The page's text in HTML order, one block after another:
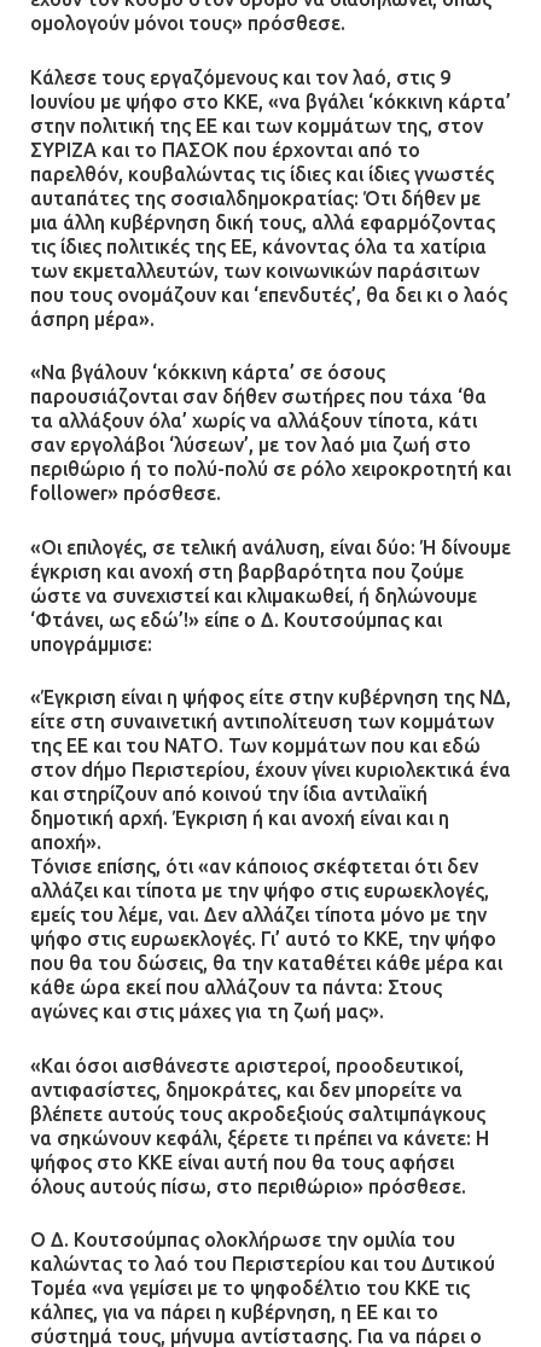
ομολογούν μόνοι τους» πρόσθεσε.
Κάλεσε τους εργαζόμενους και τον λαό, στις 9
Ιουνίου με ψήφο στο ΚΚΕ, «να βγάλει ‘κόκκινη κάρτα’
στην πολιτική της ΕΕ και των κομμάτων της, στον
ΣΥΡΙΖΑ και το ΠΑΣΟΚ που έρχονται από το
παρελθόν, κουβαλώντας τις ίδιες και ίδιες γνωστές
αυταπάτες της σοσιαλδημοκρατίας: Ότι δήθεν με
μια άλλη κυβέρνηση δική τους, αλλά εφαρμόζοντας
τις ίδιες πολιτικές της ΕΕ, κάνοντας όλα τα χατίρια
των εκμεταλλευτών, των κοινωνικών παράσιτων
που τους ονομάζουν και ‘επενδυτές’, θα δει κι ο λαός
άσπρη μέρα».
«Να βγάλουν ‘κόκκινη κάρτα’ σε όσους
παρουσιάζονται σαν δήθεν σωτήρες που τάχα ‘θα
τα αλλάξουν όλα’ χωρίς να αλλάξουν τίποτα, κάτι
σαν εργολάβοι ‘λύσεων’, με τον λαό μια ζωή στο
περιθώριο ή το πολύ-πολύ σε ρόλο χειροκροτητή και
follower» πρόσθεσε.
«Οι επιλογές, σε τελική ανάλυση, είναι δύο: Ή δίνουμε
έγκριση και ανοχή στη βαρβαρότητα που ζούμε
ώστε να συνεχιστεί και κλιμακωθεί, ή δηλώνουμε
‘Φτάνει, ως εδώ’!» είπε ο Δ. Κουτσούμπας και
υπογράμμισε:
«Έγκριση είναι η ψήφος είτε στην κυβέρνηση της ΝΔ,
είτε στη συναινετική αντιπολίτευση των κομμάτων
της ΕΕ και του ΝΑΤΟ. Των κομμάτων που και εδώ
στον dήμο Περιστερίου, έχουν γίνει κυριολεκτικά ένα
και στηρίζουν από κοινού την ίδια αντιλαϊκή
δημοτική αρχή. Έγκριση ή και ανοχή είναι και η
αποχή».
Τόνισε επίσης, ότι «αν κάποιος σκέφτεται ότι δεν
αλλάζει και τίποτα με την ψήφο στις ευρωεκλογές,
εμείς του λέμε, ναι. Δεν αλλάζει τίποτα μόνο με την
ψήφο στις ευρωεκλογές. Γι’ αυτό το ΚΚΕ, την ψήφο
που θα του δώσεις, θα την καταθέτει κάθε μέρα και
κάθε ώρα εκεί που αλλάζουν τα πάντα: Στους
αγώνες και στις μάχες για τη ζωή μας».
«Και όσοι αισθάνεστε αριστεροί, προοδευτικοί,
αντιφασίστες, δημοκράτες, και δεν μπορείτε να
βλέπετε αυτούς τους ακροδεξιούς σαλτιμπάγκους
να σηκώνουν κεφάλι, ξέρετε τι πρέπει να κάνετε: Η
ψήφος στο ΚΚΕ είναι αυτή που θα τους αφήσει
όλους αυτούς πίσω, στο περιθώριο» πρόσθεσε.
Ο Δ. Κουτσούμπας ολοκλήρωσε την ομιλία του
καλώντας το λαό του Περιστερίου και του Δυτικού
Τομέα «να γεμίσει με το ψηφοδέλτιο του ΚΚΕ τις
κάλπες, για να πάρει η κυβέρνηση, η ΕΕ και το
σύστημά τους, μήνυμα αντίστασης. Για να πάρει ο